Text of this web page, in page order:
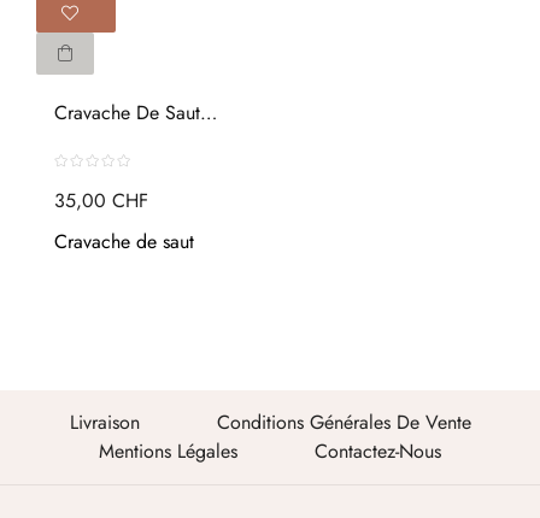
Cravache De Saut
35,00 CHF
Cravache de saut
Livraison
Conditions Générales De Vente
Mentions Légales
Contactez-Nous